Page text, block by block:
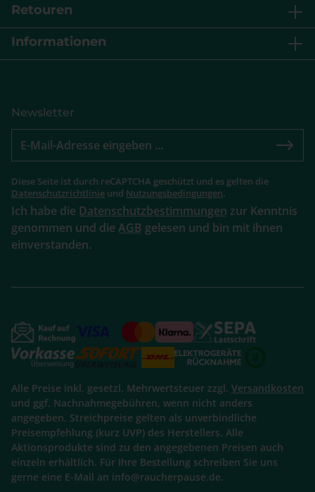
Retouren
Informationen
Newsletter
Diese Seite ist durch reCAPTCHA geschützt und es gelten die
Datenschutzrichtlinie und Nutzungsbedingungen.
Ich habe die Datenschutzbestimmungen zur Kenntnis
genommen und die AGB gelesen und bin mit ihnen
einverstanden.
Alle Preise inkl. gesetzl. Mehrwertsteuer zzgl. Versandkosten
und ggf. Nachnahmegebühren, wenn nicht anders
angegeben. Streichpreise gelten als unverbindliche
Preisempfehlung (kurz UVP) des Herstellers. Alle
Aktionsprodukte sind zu den angegebenen Preisen auch
einzeln erhältlich. Für Ihre Bestellung schreiben Sie uns
gerne eine E-Mail an info@raucherpause.de.